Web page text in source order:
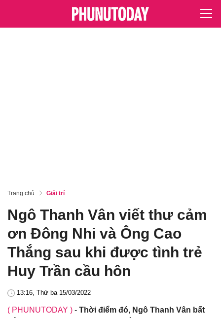
Trang chủ Giải trí
Ngô Thanh Vân viết thư cảm
ơn Đông Nhi và Ông Cao
Thắng sau khi được tình trẻ
Huy Trần cầu hôn
13:16, Thứ ba 15/03/2022
( PHUNUTODAY ) - Thời điểm đó, Ngô Thanh Vân bất